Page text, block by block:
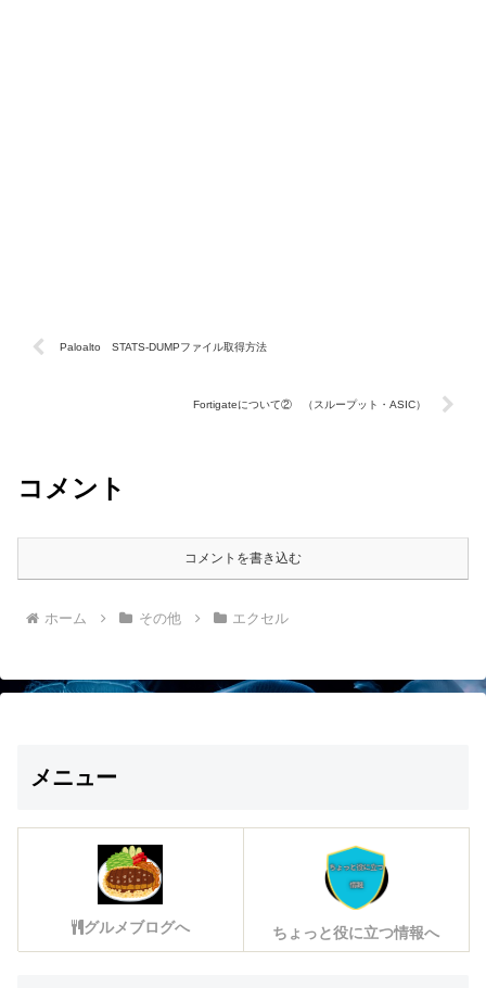
Paloalto STATS-DUMPファイル取得方法
Fortigateについて② （スループット・ASIC）
コメント
コメントを書き込む
ホーム その他 エクセル
メニュー
グルメブログへ ちょっと役に立つ情報へ